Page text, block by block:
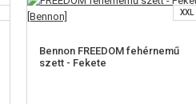
XXL
Bennon FREEDOM fehérnemű
szett - Fekete